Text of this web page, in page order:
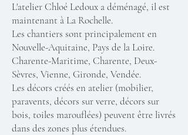
L'atelier Chloé Ledoux a déménagé, il est
maintenant à La Rochelle.
Les chantiers sont principalement en
Nouvelle-Aquitaine, Pays de la Loire.
Charente-Maritime, Charente, Deux-
Sèvres, Vienne, Gironde, Vendée.
Les décors créés en atelier (mobilier,
paravents, décors sur verre, décors sur
bois, toiles marouflées) peuvent être livrés
dans des zones plus étendues.